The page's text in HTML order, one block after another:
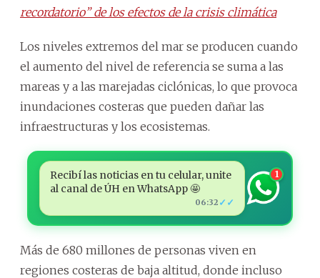
recordatorio” de los efectos de la crisis climática
Los niveles extremos del mar se producen cuando
el aumento del nivel de referencia se suma a las
mareas y a las marejadas ciclónicas, lo que provoca
inundaciones costeras que pueden dañar las
infraestructuras y los ecosistemas.
Recibí las noticias en tu celular, unite
al canal de ÚH en WhatsApp 🤩
06:32 ✓✓
1
Más de 680 millones de personas viven en
regiones costeras de baja altitud, donde incluso